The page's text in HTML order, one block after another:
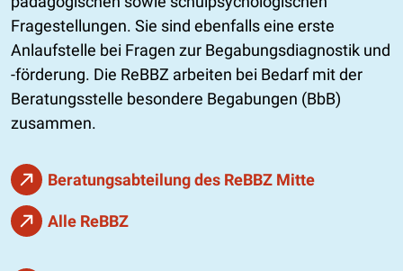
Fragestellungen. Sie sind ebenfalls eine erste
Anlaufstelle bei Fragen zur Begabungsdiagnostik und
-förderung. Die ReBBZ arbeiten bei Bedarf mit der
Beratungsstelle besondere Begabungen (BbB)
zusammen.
Beratungsabteilung des ReBBZ Mitte
Alle ReBBZ